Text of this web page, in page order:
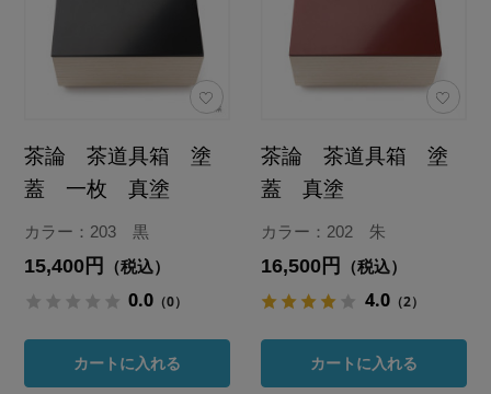
茶論 茶道具箱 塗
蓋 一枚 真塗
カラー：203 黒
15,400円 （税込）
0.0 （0）
カートに入れる
茶論 茶道具箱 塗
蓋 真塗
カラー：202 朱
16,500円 （税込）
4.0 （2）
カートに入れる